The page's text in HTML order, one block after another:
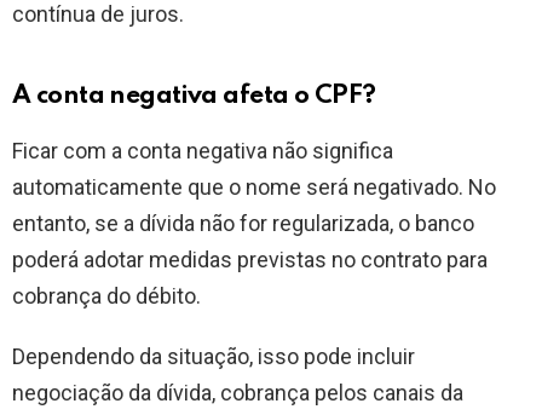
contínua de juros.
A conta negativa afeta o CPF?
Ficar com a conta negativa não significa
automaticamente que o nome será negativado. No
entanto, se a dívida não for regularizada, o banco
poderá adotar medidas previstas no contrato para
cobrança do débito.
Dependendo da situação, isso pode incluir
negociação da dívida, cobrança pelos canais da